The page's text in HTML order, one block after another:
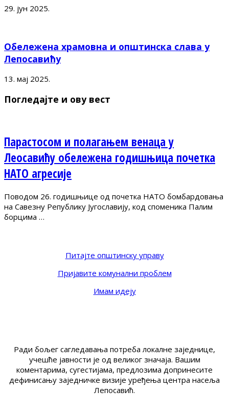
29. јун 2025.
Обележена храмовна и општинска слава у
Лепосавићу
13. мај 2025.
Погледајте и ову вест
Парастосом и полагањем венаца у
Леосавићу обележена годишњица почетка
НАТО агресије
Поводом 26. годишњице од почетка НАТО бомбардовања
на Савезну Републику Југославију, код споменика Палим
борцима …
Питајте општинску управу
Пријавите комунални проблем
Имам идеју
Ради бољег сагледавања потреба локалне заједнице,
учешће јавности је од великог значаја. Вашим
коментарима, сугестијама, предлозима допринесите
дефинисању заједничке визије уређења центра насеља
Лепосавић.